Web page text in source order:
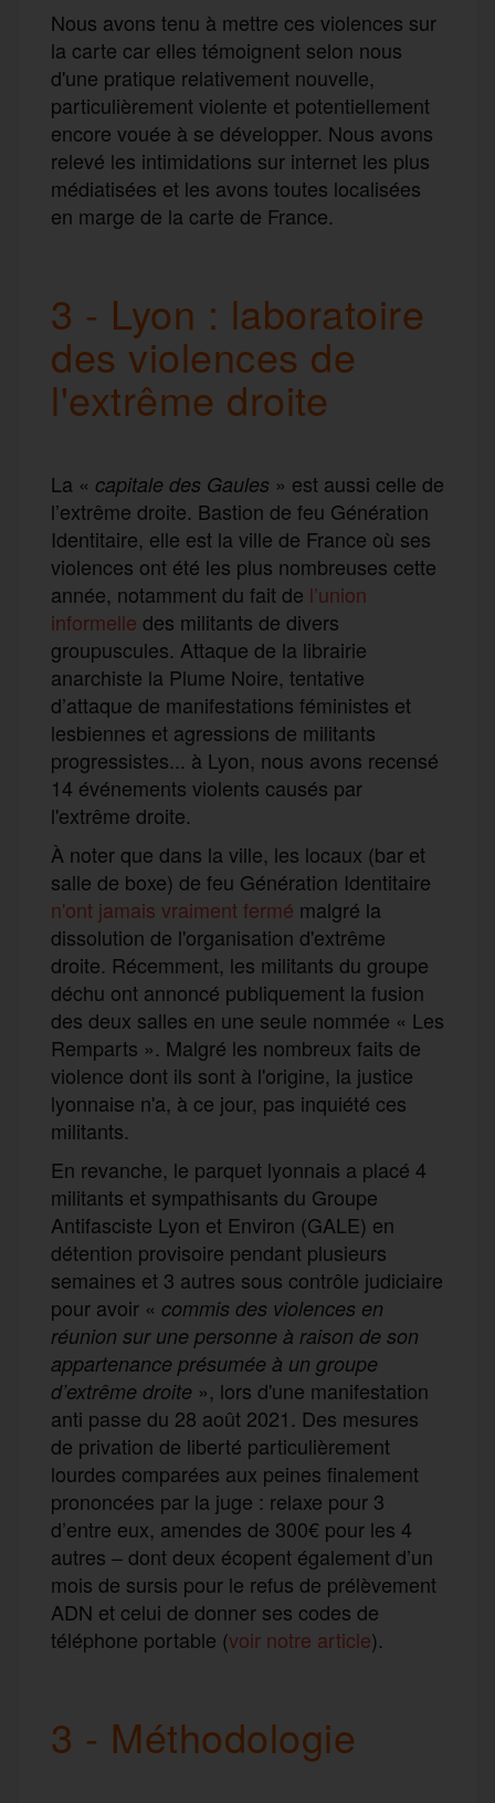
Nous avons tenu à mettre ces violences sur
la carte car elles témoignent selon nous
d'une pratique relativement nouvelle,
particulièrement violente et potentiellement
encore vouée à se développer. Nous avons
relevé les intimidations sur internet les plus
médiatisées et les avons toutes localisées
en marge de la carte de France.
3 - Lyon : laboratoire
des violences de
l'extrême droite
La « capitale des Gaules » est aussi celle de
l’extrême droite. Bastion de feu Génération
Identitaire, elle est la ville de France où ses
violences ont été les plus nombreuses cette
année, notamment du fait de l’union
informelle des militants de divers
groupuscules. Attaque de la librairie
anarchiste la Plume Noire, tentative
d’attaque de manifestations féministes et
lesbiennes et agressions de militants
progressistes... à Lyon, nous avons recensé
14 événements violents causés par
l'extrême droite.
À noter que dans la ville, les locaux (bar et
salle de boxe) de feu Génération Identitaire
n'ont jamais vraiment fermé malgré la
dissolution de l'organisation d'extrême
droite. Récemment, les militants du groupe
déchu ont annoncé publiquement la fusion
des deux salles en une seule nommée « Les
Remparts ». Malgré les nombreux faits de
violence dont ils sont à l'origine, la justice
lyonnaise n'a, à ce jour, pas inquiété ces
militants.
En revanche, le parquet lyonnais a placé 4
militants et sympathisants du Groupe
Antifasciste Lyon et Environ (GALE) en
détention provisoire pendant plusieurs
semaines et 3 autres sous contrôle judiciaire
pour avoir « commis des violences en
réunion sur une personne à raison de son
appartenance présumée à un groupe
d’extrême droite », lors d'une manifestation
anti passe du 28 août 2021. Des mesures
de privation de liberté particulièrement
lourdes comparées aux peines finalement
prononcées par la juge : relaxe pour 3
d’entre eux, amendes de 300€ pour les 4
autres – dont deux écopent également d’un
mois de sursis pour le refus de prélèvement
ADN et celui de donner ses codes de
téléphone portable (voir notre article).
3 - Méthodologie